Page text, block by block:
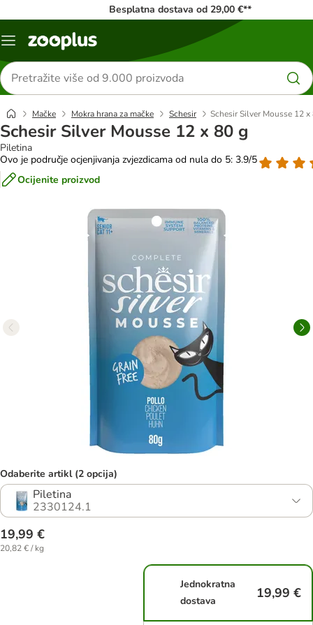
Besplatna dostava od 29,00 €**
Izbornik
Traži
proizvode
Mačke Mokra hrana za mačke Schesir Schesir Silver Mousse 12 x
Schesir Silver Mousse 12 x 80 g
Piletina
Ovo je područje ocjenjivanja zvjezdicama od nula do 5: 3.9/5
Ocijenite proizvod
Odaberite artikl (2 opcija)
Piletina
2330124.1
19,99 €
20,82 € / kg
Jednokratna
dostava
19,99 €